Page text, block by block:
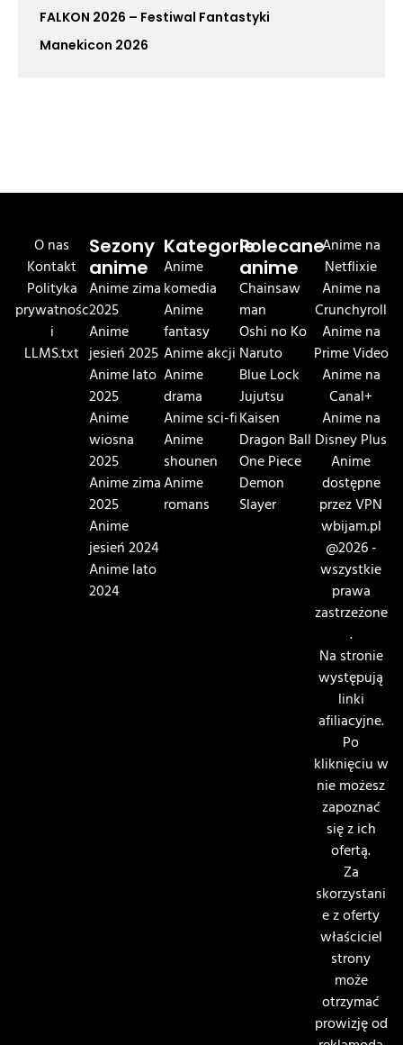
FALKON 2026 – Festiwal Fantastyki
Manekicon 2026
O nas
Kontakt
Polityka
prywatnośc
i
LLMS.txt
Sezony
anime
Anime zima
2025
Anime
jesień 2025
Anime lato
2025
Anime
wiosna
2025
Anime zima
2025
Anime
jesień 2024
Anime lato
2024
Kategorie
Anime
komedia
Anime
fantasy
Anime akcji
Anime
drama
Anime sci-fi
Anime
shounen
Anime
romans
Polecane
anime
Chainsaw
man
Oshi no Ko
Naruto
Blue Lock
Jujutsu
Kaisen
Dragon Ball
One Piece
Demon
Slayer
Anime na
Netflixie
Anime na
Crunchyroll
Anime na
Prime Video
Anime na
Canal+
Anime na
Disney Plus
Anime
dostępne
przez VPN
wbijam.pl
@2026 -
wszystkie
prawa
zastrzeżone
.
Na stronie
występują
linki
afiliacyjne.
Po
kliknięciu w
nie możesz
zapoznać
się z ich
ofertą.
Za
skorzystani
e z oferty
właściciel
strony
może
otrzymać
prowizję od